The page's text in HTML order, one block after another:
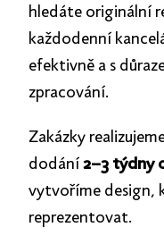
hledáte originální
každodenní
efektivně a s
zpracování.
Zakázky
dodání2–3 týdny
vytvoříme design,
reprezentovat.